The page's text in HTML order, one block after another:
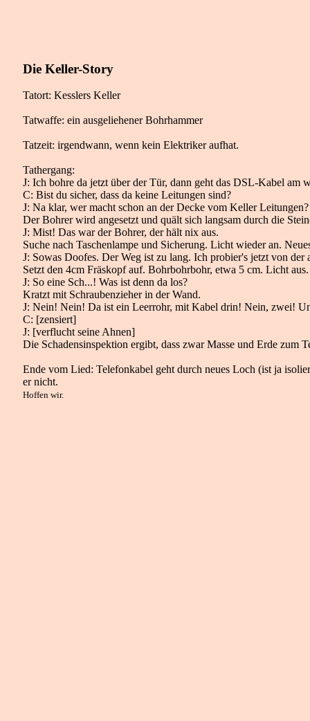
Die Keller-Story
Tatort: Kesslers Keller
Tatwaffe: ein ausgeliehener Bohrhammer
Tatzeit: irgendwann, wenn kein Elektriker aufhat.
Tathergang:
J: Ich bohre da jetzt über der Tür, dann geht das DSL-Kabel am
C: Bist du sicher, dass da keine Leitungen sind?
J: Na klar, wer macht schon an der Decke vom Keller Leitungen?
Der Bohrer wird angesetzt und quält sich langsam durch die
J: Mist! Das war der Bohrer, der hält nix aus.
Suche nach Taschenlampe und Sicherung. Licht wieder an.
J: Sowas Doofes. Der Weg ist zu lang. Ich probier's jetzt von
Setzt den 4cm Fräskopf auf. Bohrbohrbohr, etwa 5 cm. Licht aus.
J: So eine Sch...! Was ist denn da los?
Kratzt mit Schraubenzieher in der Wand.
J: Nein! Nein! Da ist ein Leerrohr, mit Kabel drin! Nein, zwei!
C: [zensiert]
J: [verflucht seine Ahnen]
Die Schadensinspektion ergibt, dass zwar Masse und Erde zum
Ende vom Lied: Telefonkabel geht durch neues Loch (ist ja
er nicht.
Hoffen wir.